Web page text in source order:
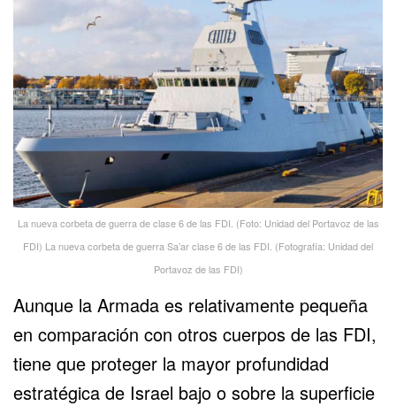
La nueva corbeta de guerra de clase 6 de las FDI. (Foto: Unidad del Portavoz de las
FDI) La nueva corbeta de guerra Sa’ar clase 6 de las FDI. (Fotografía: Unidad del
Portavoz de las FDI)
Aunque la Armada es relativamente pequeña
en comparación con otros cuerpos de las FDI,
tiene que proteger la mayor profundidad
estratégica de Israel bajo o sobre la superficie